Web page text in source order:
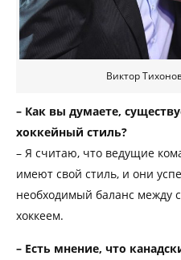
Виктор
– Как вы думаете,
хоккейный стиль?
– Я считаю, что ведущие
имеют свой стиль, и они
необходимый баланс между
хоккеем.
– Есть мнение, что